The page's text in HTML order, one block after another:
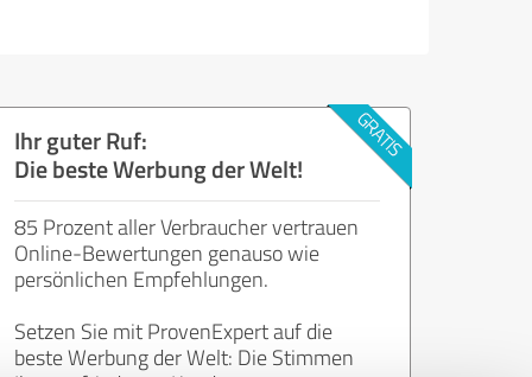
Ihr guter Ruf:
Die beste Werbung der Welt!
85 Prozent aller Verbraucher vertrauen
Online-Bewertungen genauso wie
persönlichen Empfehlungen.
Setzen Sie mit ProvenExpert auf die
beste Werbung der Welt: Die Stimmen